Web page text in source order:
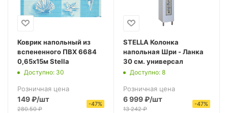
Коврик напольный из
вспененного ПВХ 6684
0,65х15м Stella
Доступно: 30
Розничная цена
149₽/шт
280.50₽
-47%
STELLA Колонка
напольная Шри - Ланка
30 см. универсал
Доступно: 8
Розничная цена
6 999₽/шт
13 242₽
-47%